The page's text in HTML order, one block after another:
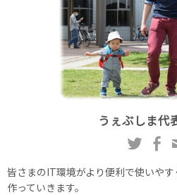
うぇぶしま代
皆さまのIT環境がより便利で使いや
作っていきます。